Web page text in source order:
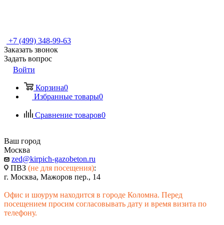
+7 (499) 348-99-63
Заказать звонок
Задать вопрос
Войти
Корзина0
Избранные товары0
Сравнение товаров0
Ваш город
Москва
zed@kirpich-gazobeton.ru
ПВЗ (не для посещения):
г. Москва, Мажоров пер., 14
Офис и шоурум находится в городе Коломна. Перед
посещением просим согласовывать дату и время визита по
телефону.